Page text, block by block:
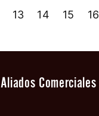
13 14 15 16
Aliados Comerciales